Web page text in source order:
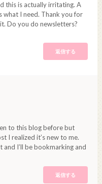
this is actually irritating. A
what I need. Thank you for
Do you do newsletters?
返信する
to this blog before but
I realized it’s new to me.
and I’ll be bookmarking and
返信する